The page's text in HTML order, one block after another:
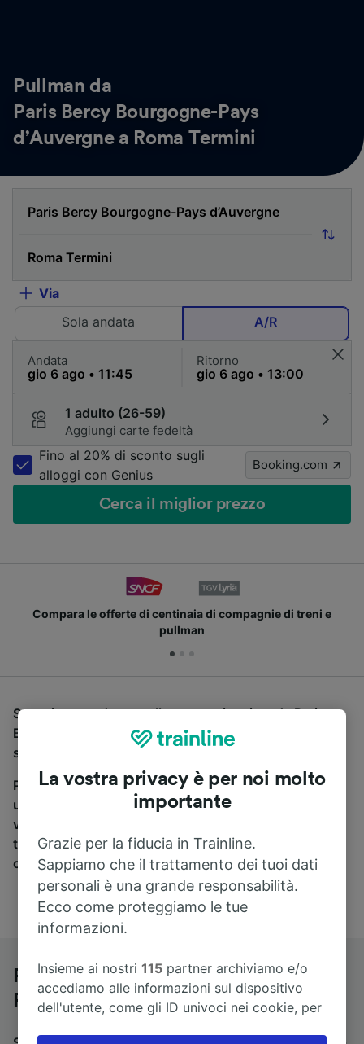
Pullman da
Paris Bercy Bourgogne-Pays
d’Auvergne a Roma Termini
Via
Sola andata
A/R
Andata Ritorno
1 adulto (26-59)
Aggiungi carte fedeltà
Fino al 20% di sconto sugli
alloggi con Genius
Booking.com
Cerca il miglior prezzo
Compara le offerte di centinaia di compagnie di treni e
pullman
Se stai cercando un pullman per viaggiare da Paris
Bercy Bourgogne-Pays d’Auvergne a Roma Termini,
sei nel posto giusto.
Per trovare i biglietti dei pullman, è sufficiente avviare
una ricerca in alto, e compareremo i tempi e i costi del
viaggio in treno e in pullman. Con Trainline puoi
trovare i biglietti per viaggiare con oltre 170
compagnie ferroviarie e dei pullman.
Pullman da Paris Bercy Bourgogne-
Pays d’Auvergne a Roma Termini
La vostra privacy è per noi molto
importante
Grazie per la fiducia in Trainline.
Sappiamo che il trattamento dei tuoi dati
personali è una grande responsabilità.
Ecco come proteggiamo le tue
informazioni.
Insieme ai nostri115 partner archiviamo e/o
accediamo alle informazioni sul dispositivo
dell'utente, come gli ID univoci nei cookie, per